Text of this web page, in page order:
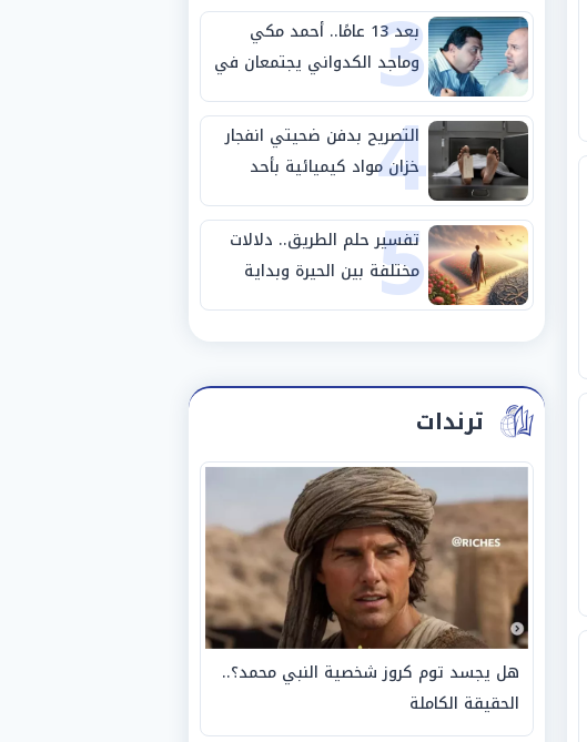
3 بعد 13 عامًا.. أحمد مكي
وماجد الكدواني يجتمعان في
«فرصة سعيدة»
4
التصريح بدفن ضحيتي انفجار
خزان مواد كيميائية بأحد
مصانع الفيوم
5
تفسير حلم الطريق.. دلالات
مختلفة بين الحيرة وبداية
مرحلة جديدة
ترندات
هل يجسد توم كروز شخصية النبي محمد؟..
الحقيقة الكاملة